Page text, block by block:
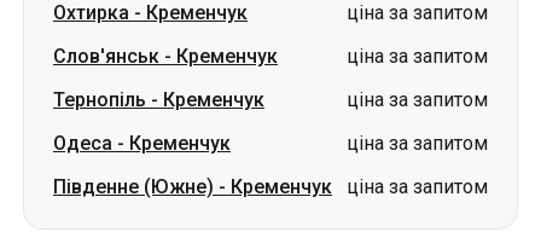
Охтирка - Кременчук
ціна за запитом
Слов'янськ - Кременчук
ціна за запитом
Тернопіль - Кременчук
ціна за запитом
Одеса - Кременчук
ціна за запитом
Південне (Южне) - Кременчук ціна за запитом